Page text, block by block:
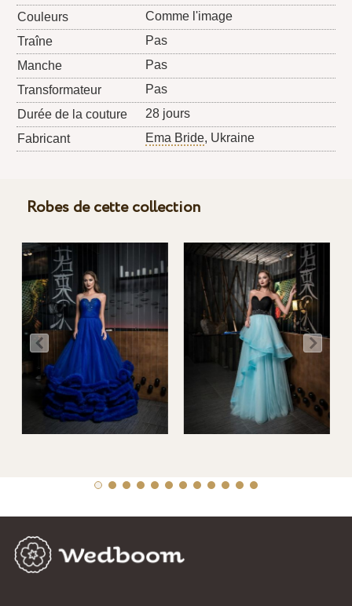
Couleurs
Comme l'image
Traîne
Pas
Manche
Pas
Transformateur
Pas
Durée de la couture
28 jours
Fabricant
Ema Bride, Ukraine
Robes de cette collection